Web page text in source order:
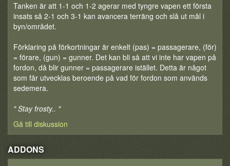
Tanken är att 1-1 och 1-2 agerar med tyngre vapen ett första
insats så 2-1 och 3-1 kan avancera terräng och slå ut mål i
byn/området.
Förklaring på förkortningar är enkelt (pas) = passagerare, (för)
= förare, (gun) = gunner. Det kan bli så att vi inte har vapen på
fordon, då blir gunner = passagerare istället. Detta är något
som får utvecklas beroende på vad för fordon som används
sedemera.
" Stay frosty.. "
Gå till diskussion
ADDONS